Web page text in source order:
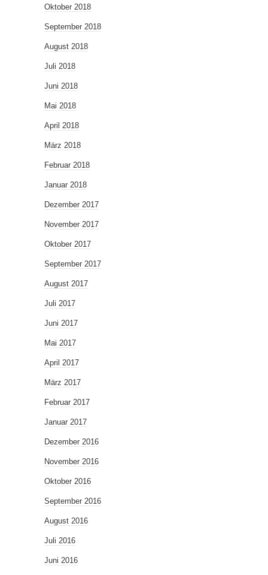
Oktober 2018
September 2018
August 2018
Juli 2018
Juni 2018
Mai 2018
April 2018
März 2018
Februar 2018
Januar 2018
Dezember 2017
November 2017
Oktober 2017
September 2017
August 2017
Juli 2017
Juni 2017
Mai 2017
April 2017
März 2017
Februar 2017
Januar 2017
Dezember 2016
November 2016
Oktober 2016
September 2016
August 2016
Juli 2016
Juni 2016